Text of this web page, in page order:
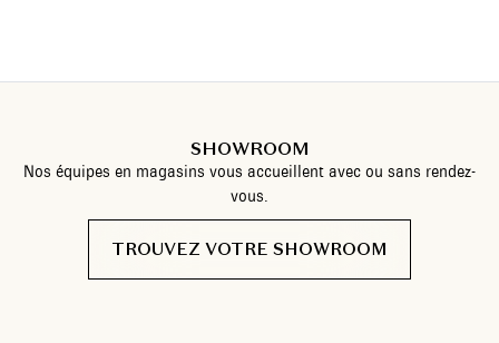
SHOWROOM
Nos équipes en magasins vous accueillent avec ou sans rendez-
vous.
TROUVEZ VOTRE SHOWROOM